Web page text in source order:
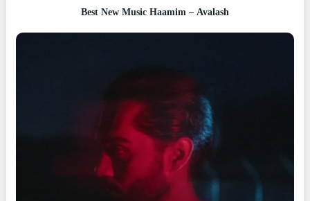
Best New Music Haamim – Avalash